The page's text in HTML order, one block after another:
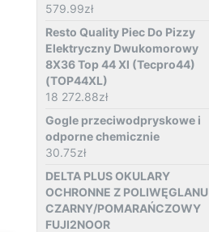
579.99zł
Resto Quality Piec Do Pizzy
Elektryczny Dwukomorowy
8X36 Top 44 Xl (Tecpro44)
(TOP44XL)
18 272.88zł
Gogle przeciwodpryskowe i
odporne chemicznie
30.75zł
DELTA PLUS OKULARY
OCHRONNE Z POLIWĘGLANU
CZARNY/POMARAŃCZOWY
FUJI2NOOR